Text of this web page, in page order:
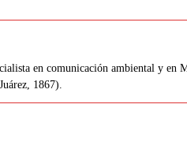
en comunicación ambiental y en
1867).